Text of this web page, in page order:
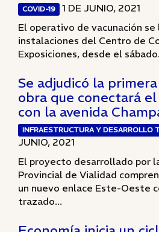
COVID-19
1 DE JUNIO, 2021
El operativo de vacunación se
instalaciones del Centro de
Exposiciones, desde el
Se adjudicó la
obra que conectará
con la avenida
INFRAESTRUCTURA Y DESARROLLO
JUNIO, 2021
El proyecto desarrollado por
Provincial de Vialidad
un nuevo enlace Este-Oeste
trazado...